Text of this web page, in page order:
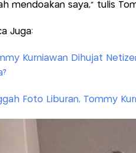
mendoakan saya," tulis
Juga:
Kurniawan Dihujat
Foto Liburan, Tommy